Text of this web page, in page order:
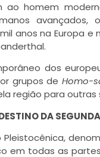
ao homem
avançados,
anos na Europa
dos
grupos de Homo-
região para
DA
em todas as